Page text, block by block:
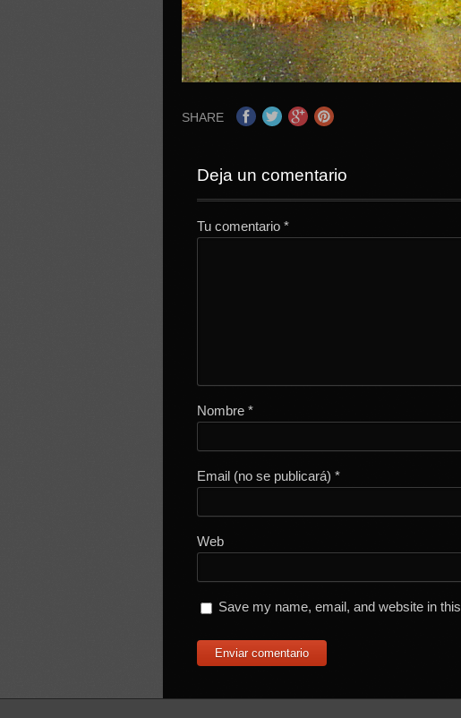
SHARE
Deja un comentario
Tu comentario*
Nombre*
Email (no se publicará)*
Web
Save my name, email, and website in